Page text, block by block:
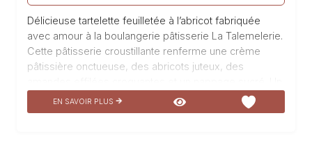
Délicieuse tartelette feuilletée à l’abricot fabriquée
avec amour à la boulangerie pâtisserie La Talemelerie.
Cette pâtisserie croustillante renferme une crème
pâtissière onctueuse, des abricots juteux, des
véritable délice pour les papilles qui vous transportera
au coeur de l’été en une seule bouchée. Savourez
EN SAVOIR PLUS